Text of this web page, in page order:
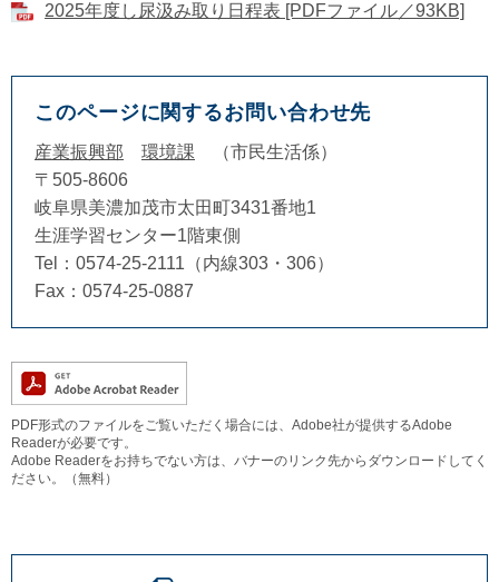
2025年度し尿汲み取り日程表 [PDFファイル／93KB]
このページに関するお問い合わせ先
産業振興部 環境課
市民生活係
〒505-8606
岐阜県美濃加茂市太田町3431番地1
生涯学習センター1階東側
Tel：0574-25-2111（内線303・306）
Fax：0574-25-0887
PDF形式のファイルをご覧いただく場合には、Adobe社が提供するAdobe
Readerが必要です。
Adobe Readerをお持ちでない方は、バナーのリンク先からダウンロードしてく
ださい。（無料）